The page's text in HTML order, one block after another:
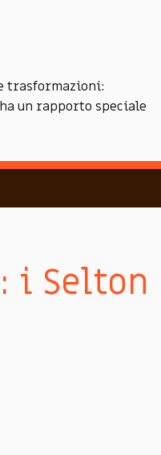
trasformazioni:
un rapporto speciale
i Selton